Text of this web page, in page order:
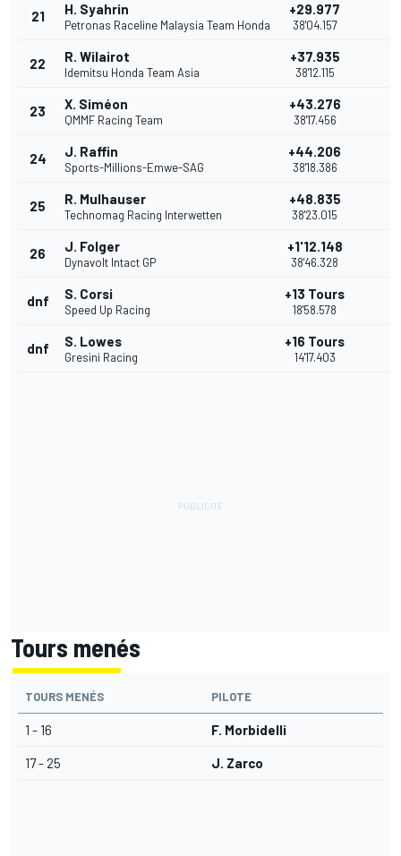
21 H. Syahrin
Petronas Raceline Malaysia Team Honda
+29.977
38'04.157
22 R. Wilairot
Idemitsu Honda Team Asia
+37.935
38'12.115
23 X. Siméon
QMMF Racing Team
+43.276
38'17.456
24 J. Raffin
Sports-Millions-Emwe-SAG
+44.206
38'18.386
25 R. Mulhauser
Technomag Racing Interwetten
+48.835
38'23.015
26 J. Folger
Dynavolt Intact GP
+1'12.148
38'46.328
dnf S. Corsi
Speed Up Racing
+13 Tours
18'58.578
dnf S. Lowes
Gresini Racing
+16 Tours
14'17.403
Tours menés
TOURS MENÉS PILOTE
1 - 16 F. Morbidelli
17 - 25 J. Zarco